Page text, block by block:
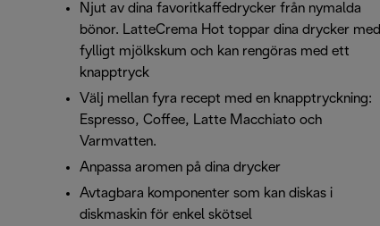
Njut av dina favoritkaffedrycker från nymalda
bönor. LatteCrema Hot toppar dina drycker med
fylligt mjölkskum och kan rengöras med ett
knapptryck
Välj mellan fyra recept med en knapptryckning:
Espresso, Coffee, Latte Macchiato och
Varmvatten.
Anpassa aromen på dina drycker
Avtagbara komponenter som kan diskas i
diskmaskin för enkel skötsel